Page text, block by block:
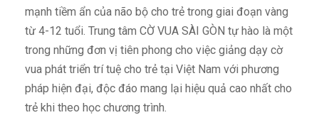
mạnh tiềm ẩn của não bộ cho trẻ trong giai đoạn vàng
từ 4-12 tuổi. Trung tâm CỜ VUA SÀI GÒN tự hào là một
trong những đơn vị tiên phong cho việc giảng dạy cờ
vua phát triển trí tuệ cho trẻ tại Việt Nam với phương
pháp hiện đại, độc đáo mang lại hiệu quả cao nhất cho
trẻ khi theo học chương trình.